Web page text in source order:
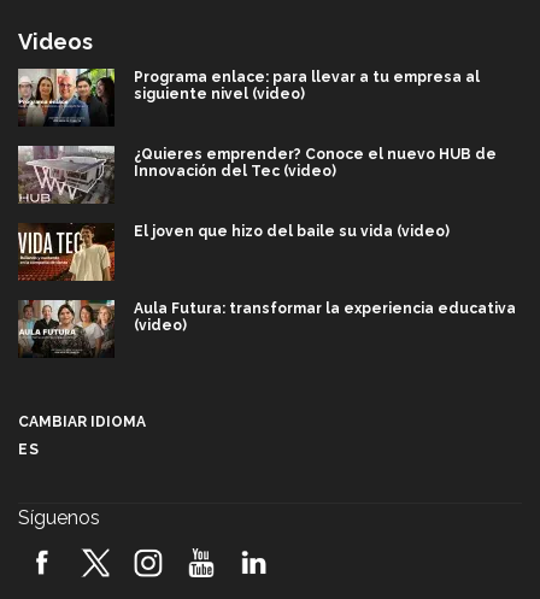
Videos
Programa enlace: para llevar a tu empresa al
siguiente nivel (video)
¿Quieres emprender? Conoce el nuevo HUB de
Innovación del Tec (video)
El joven que hizo del baile su vida (video)
Aula Futura: transformar la experiencia educativa
(video)
2026! (video)
CAMBIAR IDIOMA
ES
Síguenos